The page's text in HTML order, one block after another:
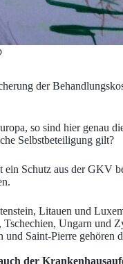
der
so sind hier genau
Selbstbeteiligung gilt?
ein Schutz aus der GKV
Litauen und
Ungarn und
Saint-Pierre gehören
der